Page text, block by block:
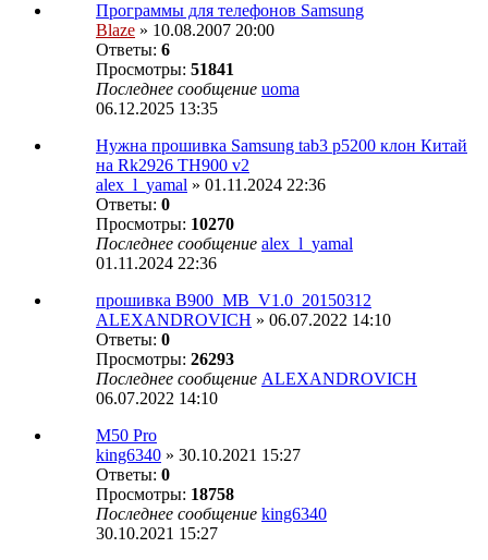
Программы для телефонов Samsung
Blaze » 10.08.2007 20:00
Ответы: 6
Просмотры: 51841
Последнее сообщение uoma
06.12.2025 13:35
Нужна прошивка Samsung tab3 p5200 клон Китай
на Rk2926 TH900 v2
alex_l_yamal » 01.11.2024 22:36
Ответы: 0
Просмотры: 10270
Последнее сообщение alex_l_yamal
01.11.2024 22:36
прошивка B900_MB_V1.0_20150312
ALEXANDROVICH » 06.07.2022 14:10
Ответы: 0
Просмотры: 26293
Последнее сообщение ALEXANDROVICH
06.07.2022 14:10
M50 Pro
king6340 » 30.10.2021 15:27
Ответы: 0
Просмотры: 18758
Последнее сообщение king6340
30.10.2021 15:27